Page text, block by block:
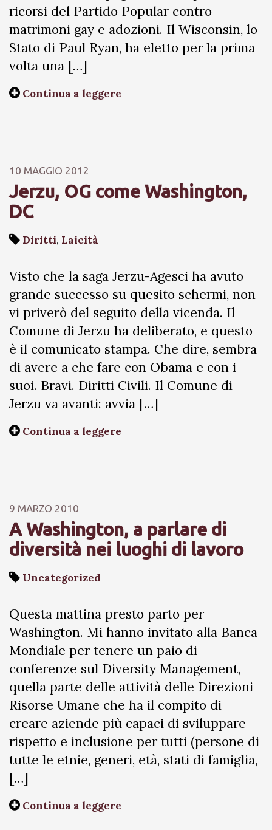
ricorsi del Partido Popular contro
matrimoni gay e adozioni. Il Wisconsin, lo
Stato di Paul Ryan, ha eletto per la prima
volta una […]
Continua a leggere
10 MAGGIO 2012
Jerzu, OG come Washington,
DC
Diritti, Laicità
Visto che la saga Jerzu-Agesci ha avuto
grande successo su quesito schermi, non
vi priverò del seguito della vicenda. Il
Comune di Jerzu ha deliberato, e questo
è il comunicato stampa. Che dire, sembra
di avere a che fare con Obama e con i
suoi. Bravi. Diritti Civili. Il Comune di
Jerzu va avanti: avvia […]
Continua a leggere
9 MARZO 2010
A Washington, a parlare di
diversità nei luoghi di lavoro
Uncategorized
Questa mattina presto parto per
Washington. Mi hanno invitato alla Banca
Mondiale per tenere un paio di
conferenze sul Diversity Management,
quella parte delle attività delle Direzioni
Risorse Umane che ha il compito di
creare aziende più capaci di sviluppare
rispetto e inclusione per tutti (persone di
tutte le etnie, generi, età, stati di famiglia,
[…]
Continua a leggere